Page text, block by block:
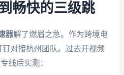
畅快的三级跳
器解了燃眉之急。作为跨境电
对接杭州团队。过去开视频
线后实测：